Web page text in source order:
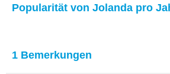
Popularität von Jolanda pro
1 Bemerkungen